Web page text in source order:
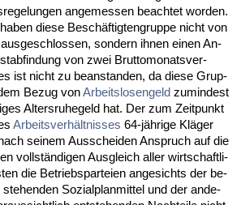
an­ge­mes­sen be­ach­tet wor­den.
die­se Beschäftig­ten­grup­pe nicht von
son­dern ih­nen ei­nen An­
von zwei Brut­to­mo­nats­ver­
ist nicht zu be­an­stan­den, da die­se Grup­
Be­zug vonAr­beits­lo­sen­geld zu­min­dest
Al­ters­ru­he­geld hat. Der zum Zeit­punkt
Ar­beits­verhält­nis­ses 64-jähri­ge Kläger
sei­nem Aus­schei­den An­spruch auf die
vollständi­gen Aus­gleich al­ler wirt­schaft­li­
die Be­triebs­par­tei­en an­ge­sichts der be­
So­zi­al­plan­mit­tel und der an­de­